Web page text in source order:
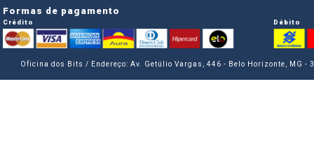
Formas de pagamento
Crédito Débito
Oficina dos Bits / Endereço: Av. Getúlio Vargas, 446 - Belo Horizonte, MG